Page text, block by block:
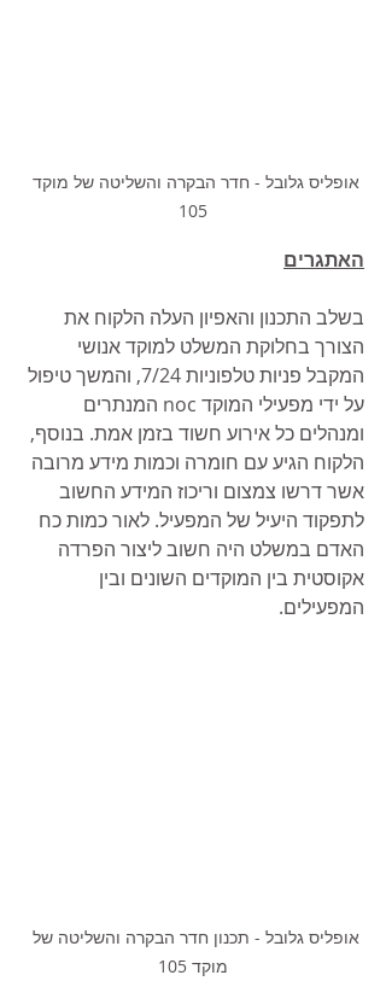
אופליס גלובל - חדר הבקרה והשליטה של מוקד
105
האתגרים
בשלב התכנון והאפיון העלה הלקוח את
הצורך בחלוקת המשלט למוקד אנושי
המקבל פניות טלפוניות 7/24, והמשך טיפול
על ידי מפעילי המוקד noc המנתרים
ומנהלים כל אירוע חשוד בזמן אמת. בנוסף,
הלקוח הגיע עם חומרה וכמות מידע מרובה
אשר דרשו צמצום וריכוז המידע החשוב
לתפקוד היעיל של המפעיל. לאור כמות כח
האדם במשלט היה חשוב ליצור הפרדה
אקוסטית בין המוקדים השונים ובין
המפעילים.
אופליס גלובל - תכנון חדר הבקרה והשליטה של
מוקד 105